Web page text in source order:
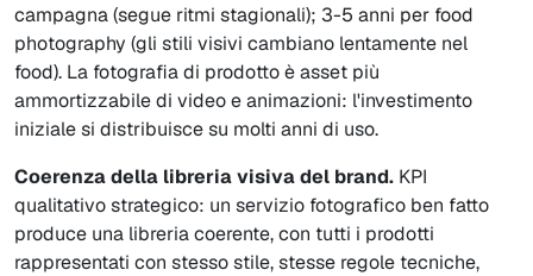
campagna (segue ritmi stagionali); 3-5 anni per food
photography (gli stili visivi cambiano lentamente nel
food). La fotografia di prodotto è asset più
ammortizzabile di video e animazioni: l'investimento
iniziale si distribuisce su molti anni di uso.
Coerenza della libreria visiva del brand. KPI
qualitativo strategico: un servizio fotografico ben fatto
produce una libreria coerente, con tutti i prodotti
rappresentati con stesso stile, stesse regole tecniche,